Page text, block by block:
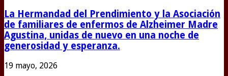
La Hermandad del Prendimiento y la Asociación
de familiares de enfermos de Alzheimer Madre
Agustina, unidas de nuevo en una noche de
generosidad y esperanza.
19 mayo, 2026